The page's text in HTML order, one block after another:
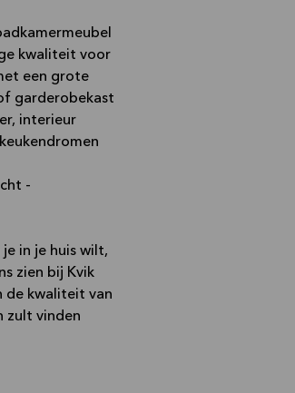
kwaliteit voor
een grote
garderobekast
interieur
-
in je huis wilt,
zien bij Kvik
de kwaliteit van
zult vinden